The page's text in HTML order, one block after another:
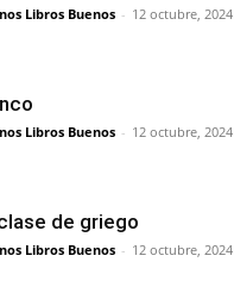
Libros Buenos - 12 octubre, 2024
Libros Buenos - 12 octubre, 2024
de griego
Libros Buenos - 12 octubre, 2024